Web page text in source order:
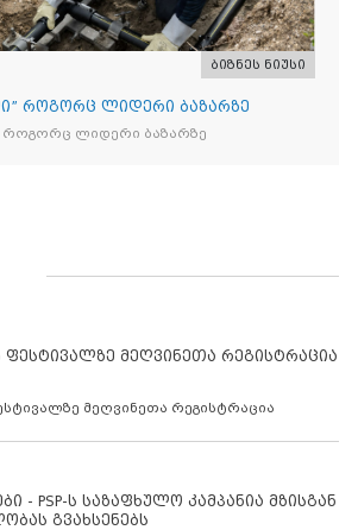
ბიზნეს ნიუსი
როგორც ლიდერი ბაზარზე
როგორც ლიდერი ბაზარზე
ფესტივალზე მეღვინეთა რეგისტრაცია
მეღვინეთა რეგისტრაცია
- PSP-ს საზაფხულო კამპანია მზისგან
გვახსენებს